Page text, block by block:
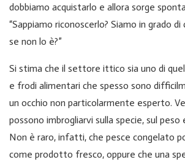
dobbiamo acquistarlo e allora sorge
“Sappiamo riconoscerlo? Siamo in grado
se non lo è?”
Si stima che il settore ittico sia uno di
e frodi alimentari che spesso sono
un occhio non particolarmente esperto.
possono imbrogliarvi sulla specie, sul peso
Non è raro, infatti, che pesce congelato
come prodotto fresco, oppure che una